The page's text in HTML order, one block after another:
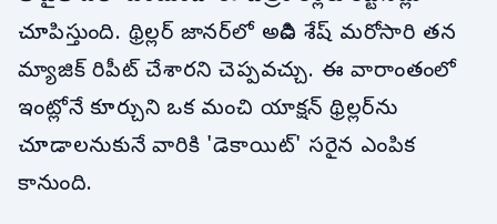
చూపిస్తుంది. థ్రిల్లర్ జానర్‌లో అడివి శేష్ మరోసారి తన
మ్యాజిక్ రిపీట్ చేశారని చెప్పవచ్చు. ఈ వారాంతంలో
ఇంట్లోనే కూర్చుని ఒక మంచి యాక్షన్ థ్రిల్లర్‌ను
చూడాలనుకునే వారికి 'డెకాయిట్' సరైన ఎంపిక
కానుంది.